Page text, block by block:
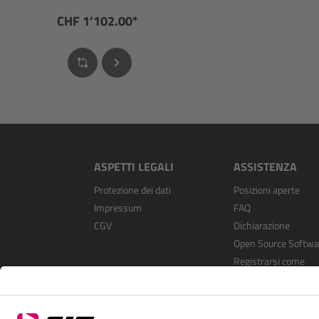
CHF 1’102.00*
ASPETTI LEGALI
Protezione dei dati
Impressum
CGV
ASSISTENZA
Posizioni aperte
FAQ
Dichiarazione
Open Source
Registrarsi come